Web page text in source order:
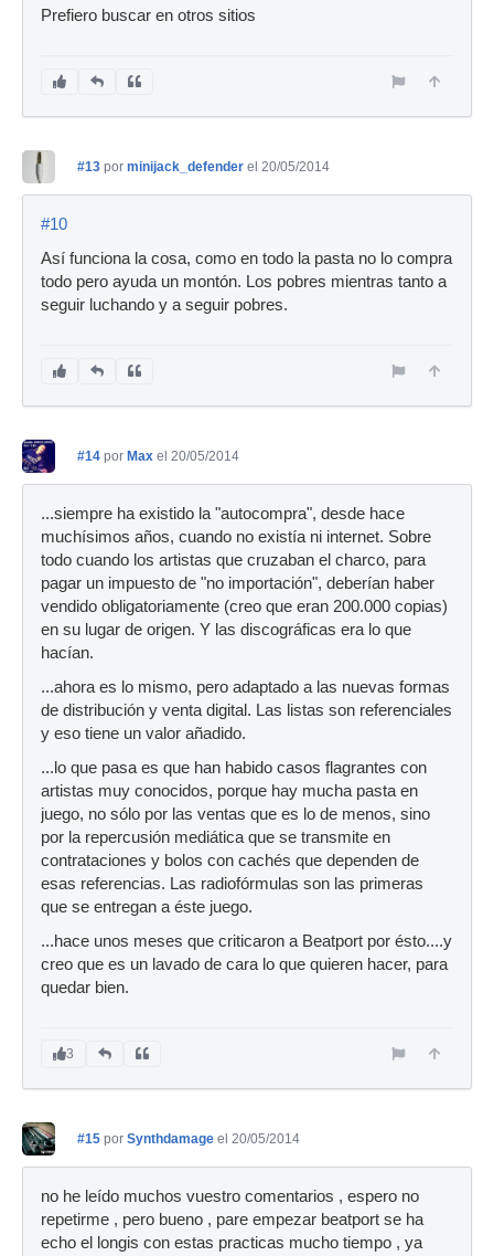
Prefiero buscar en otros sitios
#13 por minijack_defender el 20/05/2014
#10
Así funciona la cosa, como en todo la pasta no lo compra
todo pero ayuda un montón. Los pobres mientras tanto a
seguir luchando y a seguir pobres.
#14 por Max el 20/05/2014
...siempre ha existido la "autocompra", desde hace
muchísimos años, cuando no existía ni internet. Sobre
todo cuando los artistas que cruzaban el charco, para
pagar un impuesto de "no importación", deberían haber
vendido obligatoriamente (creo que eran 200.000 copias)
en su lugar de origen. Y las discográficas era lo que
hacían.
...ahora es lo mismo, pero adaptado a las nuevas formas
de distribución y venta digital. Las listas son referenciales
y eso tiene un valor añadido.
...lo que pasa es que han habido casos flagrantes con
artistas muy conocidos, porque hay mucha pasta en
juego, no sólo por las ventas que es lo de menos, sino
por la repercusión mediática que se transmite en
contrataciones y bolos con cachés que dependen de
esas referencias. Las radiofórmulas son las primeras
que se entregan a éste juego.
...hace unos meses que criticaron a Beatport por ésto....y
creo que es un lavado de cara lo que quieren hacer, para
quedar bien.
3
#15 por Synthdamage el 20/05/2014
no he leído muchos vuestro comentarios , espero no
repetirme , pero bueno , pare empezar beatport se ha
echo el longis con estas practicas mucho tiempo , ya